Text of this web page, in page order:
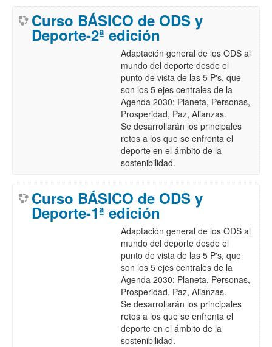
Curso BÁSICO de ODS y
Deporte-2ª edición
Adaptación general de los ODS al
mundo del deporte desde el
punto de vista de las 5 P's, que
son los 5 ejes centrales de la
Agenda 2030: Planeta, Personas,
Prosperidad, Paz, Alianzas.
Se desarrollarán los principales
retos a los que se enfrenta el
deporte en el ámbito de la
sostenibilidad.
Curso BÁSICO de ODS y
Deporte-1ª edición
Adaptación general de los ODS al
mundo del deporte desde el
punto de vista de las 5 P's, que
son los 5 ejes centrales de la
Agenda 2030: Planeta, Personas,
Prosperidad, Paz, Alianzas.
Se desarrollarán los principales
retos a los que se enfrenta el
deporte en el ámbito de la
sostenibilidad.